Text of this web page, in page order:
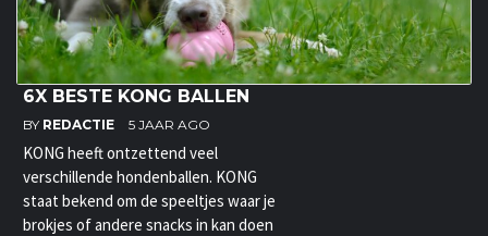
6X BESTE KONG BALLEN
BY REDACTIE 5 JAAR AGO
KONG heeft ontzettend veel
verschillende hondenballen. KONG
staat bekend om de speeltjes waar je
brokjes of andere snacks in kan doen